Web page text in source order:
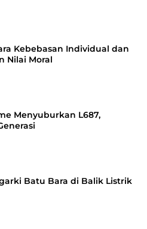
Kebebasan Individual dan
Nilai Moral
Menyuburkan L687,
Batu Bara di Balik Listrik